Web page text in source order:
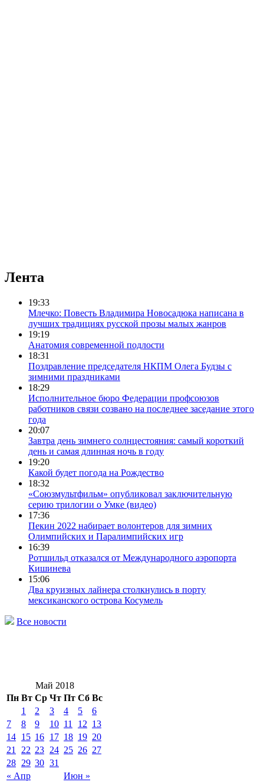
Лента
19:33
Млечко: Повесть Владимира Новосадюка написана в
лучших традициях русской прозы малых жанров
19:19
Анатомия современной подлости
18:31
Поздравление председателя НКПМ Олега Будзы с
зимними праздниками
18:29
Исполнительное бюро Федерации профсоюзов
работников связи созвано на последнее заседание этого
года
20:07
Завтра день зимнего солнцестояния: самый короткий
день и самая длинная ночь в году
19:20
Какой будет погода на Рождество
18:32
«Союзмультфильм» опубликовал заключительную
серию трилогии о Умке (видео)
17:36
Пекин 2022 набирает волонтеров для зимних
Олимпийских и Паралимпийских игр
16:39
Ротшильд отказался от Международного аэропорта
Кишинева
15:06
Два круизных лайнера столкнулись в порту
мексиканского острова Косумель
Все новости
Май 2018
Пн Вт Ср Чт Пт Сб Вс
« Апр Июн »
1 2 3 4 5
6
7
8 9 10 11 12 13
14 15 16 17 18 19 20
21
22 23 24 25 26 27
28 29 30 31